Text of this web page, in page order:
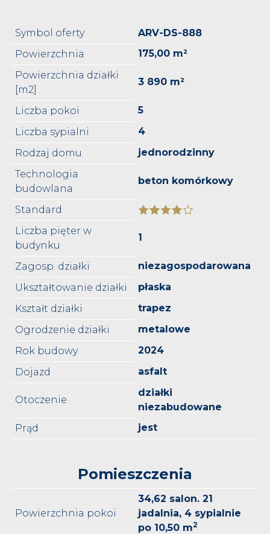
Symbol oferty
ARV-DS-888
Powierzchnia
175,00 m²
Powierzchnia działki
[m2]
3 890 m²
Liczba pokoi
5
Liczba sypialni
4
Rodzaj domu
jednorodzinny
Technologia
budowlana
beton komórkowy
Standard
Liczba pięter w
budynku
1
Zagosp. działki
niezagospodarowana
Ukształtowanie działki
płaska
Kształt działki
trapez
Ogrodzenie działki
metalowe
Rok budowy
2024
Dojazd
asfalt
Otoczenie
działki
niezabudowane
Prąd
jest
Pomieszczenia
Powierzchnia pokoi
34,62 salon. 21
jadalnia, 4 sypialnie
po 10,50 m2